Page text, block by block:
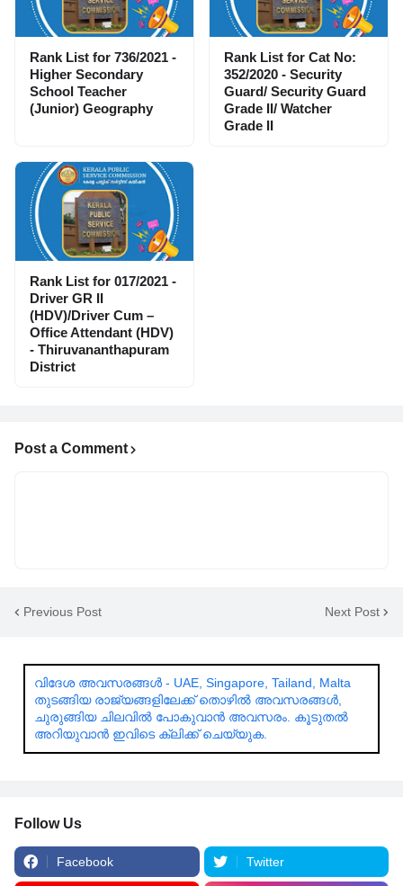
Rank List for 736/2021 -
Higher Secondary
School Teacher
(Junior) Geography
Rank List for Cat No:
352/2020 - Security
Guard/ Security Guard
Grade II/ Watcher
Grade II
Rank List for 017/2021 -
Driver GR II
(HDV)/Driver Cum –
Office Attendant (HDV)
- Thiruvananthapuram
District
Post a Comment
Previous Post Next Post
വിദേശ അവസരങ്ങൾ - UAE, Singapore, Tailand, Malta
തുടങ്ങിയ രാജ്യങ്ങളിലേക്ക് തൊഴിൽ അവസരങ്ങൾ,
ചുരുങ്ങിയ ചിലവിൽ പോകുവാൻ അവസരം. കൂടുതൽ
അറിയുവാൻ ഇവിടെ ക്ലിക്ക് ചെയ്യുക.
Follow Us
Facebook Twitter